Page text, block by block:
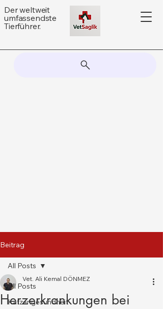
Der weltweit
umfassendste
Tierführer.
Beitrag
All Posts
Katzengesundheit
All Posts
Herzerkrankungen bei
Vet. Ali Kemal DÖNMEZ